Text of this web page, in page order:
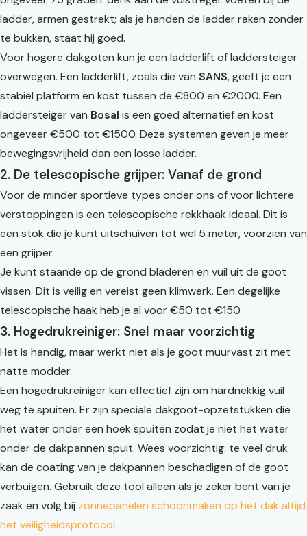
ladder, armen gestrekt; als je handen de ladder raken zonder
te bukken, staat hij goed.
Voor hogere dakgoten kun je een ladderlift of laddersteiger
overwegen. Een ladderlift, zoals die van SANS, geeft je een
stabiel platform en kost tussen de €800 en €2000. Een
laddersteiger van Bosal is een goed alternatief en kost
ongeveer €500 tot €1500. Deze systemen geven je meer
bewegingsvrijheid dan een losse ladder.
2. De telescopische grijper: Vanaf de grond
Voor de minder sportieve types onder ons of voor lichtere
verstoppingen is een telescopische rekkhaak ideaal. Dit is
een stok die je kunt uitschuiven tot wel 5 meter, voorzien van
een grijper.
Je kunt staande op de grond bladeren en vuil uit de goot
vissen. Dit is veilig en vereist geen klimwerk. Een degelijke
telescopische haak heb je al voor €50 tot €150.
3. Hogedrukreiniger: Snel maar voorzichtig
Het is handig, maar werkt niet als je goot muurvast zit met
natte modder.
Een hogedrukreiniger kan effectief zijn om hardnekkig vuil
weg te spuiten. Er zijn speciale dakgoot-opzetstukken die
het water onder een hoek spuiten zodat je niet het water
onder de dakpannen spuit. Wees voorzichtig: te veel druk
kan de coating van je dakpannen beschadigen of de goot
verbuigen. Gebruik deze tool alleen als je zeker bent van je
zaak en volg bij zonnepanelen schoonmaken op het dak altijd
het veiligheidsprotocol.